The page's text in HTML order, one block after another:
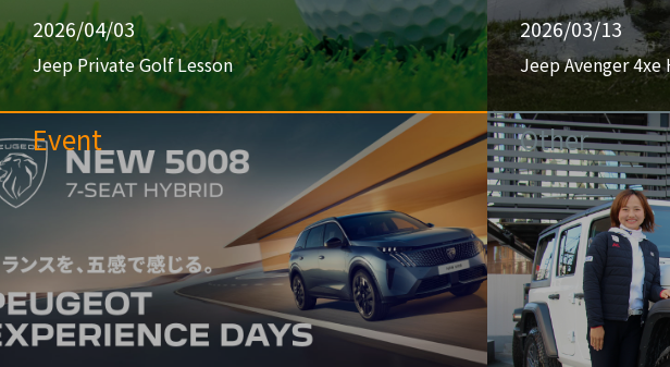
2026/04/03
Jeep Private Golf Lesson
2026/03/13
Jeep Avenger 4xe
Event Other